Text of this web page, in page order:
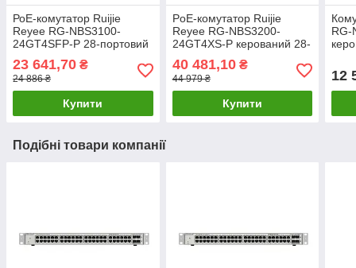
РоЕ-комутатор Ruijie
Reyee RG-NBS3100-
24GT4SFP-P 28-портовий
гігабітний хмарний
керований
23 641,70 ₴
24 886 ₴
Купити
PoE-комутатор Ruijie
Reyee RG-NBS3200-
24GT4XS-P керований 28-
портовий
40 481,10₴
44 979 ₴
Купити
RG-
12
Подібні товари компанії